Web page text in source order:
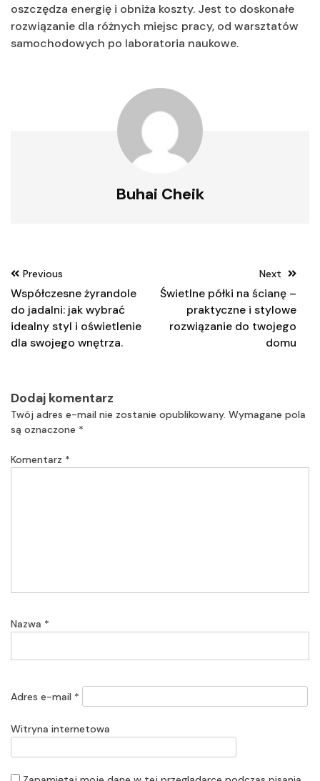
oszczędza energię i obniża koszty. Jest to doskonałe
rozwiązanie dla różnych miejsc pracy, od warsztatów
samochodowych po laboratoria naukowe.
Buhai Cheik
Nawigacja
wpisu
Previous
Współczesne żyrandole
do jadalni: jak wybrać
idealny styl i oświetlenie
dla swojego wnętrza.
Next
Świetlne półki na ścianę –
praktyczne i stylowe
rozwiązanie do twojego
domu
Dodaj komentarz
Twój adres e-mail nie zostanie opublikowany. Wymagane pola
są oznaczone *
Komentarz *
Nazwa *
Adres e-mail *
Witryna internetowa